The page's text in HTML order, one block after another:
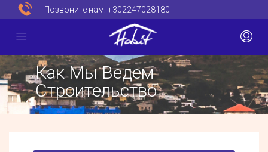
Позвоните нам: +302247028180
Как Мы Ведем
Строительство